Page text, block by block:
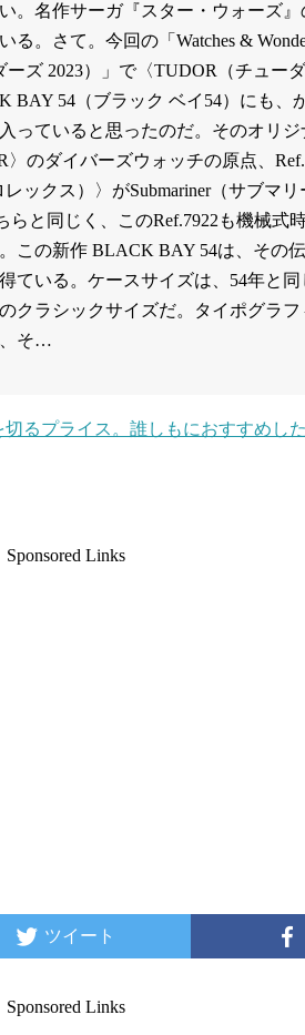
。名作サーガ『スター・ウォーズ』
。さて。今回の「Watches &
ズ 2023）」で〈TUDOR（チュー
BAY 54（ブラック ベイ54）にも、
っていると思ったのだ。そのオリジ
のダイバーズウォッチの原点、
ックス）〉がSubmariner（サブマリ
らと同じく、このRef.7922も機械式
この新作 BLACK BAY 54は、その
ている。ケースサイズは、54年と同
クラシックサイズだ。タイポグラフ
、そ…
切るプライス。誰しもにおすすめし
Sponsored Links
ツイート
Sponsored Links